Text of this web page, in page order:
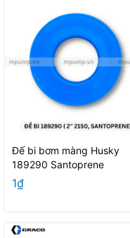
Đế bi bơm màng Husky
189290 Santoprene
1₫